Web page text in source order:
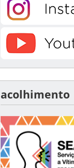
acolhimento